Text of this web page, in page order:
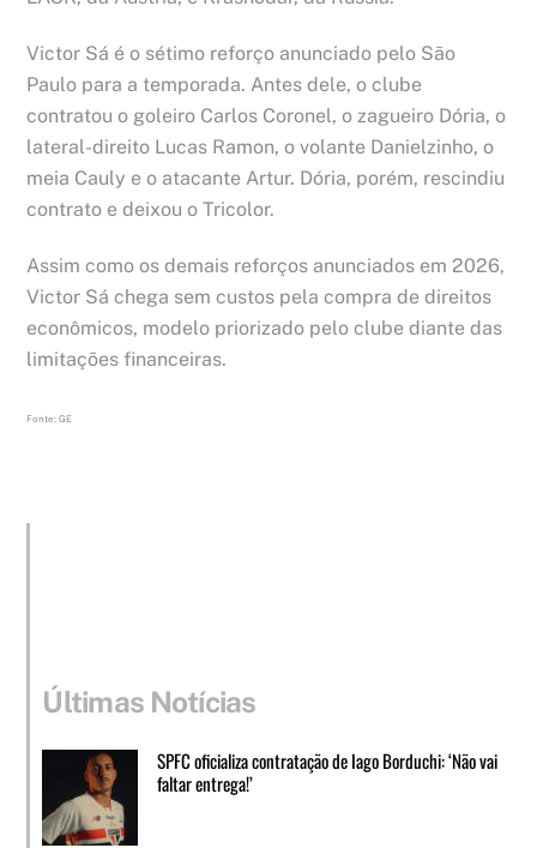
Victor Sá é o sétimo reforço anunciado pelo São
Paulo para a temporada. Antes dele, o clube
contratou o goleiro Carlos Coronel, o zagueiro Dória, o
lateral-direito Lucas Ramon, o volante Danielzinho, o
meia Cauly e o atacante Artur. Dória, porém, rescindiu
contrato e deixou o Tricolor.
Assim como os demais reforços anunciados em 2026,
Victor Sá chega sem custos pela compra de direitos
econômicos, modelo priorizado pelo clube diante das
limitações financeiras.
Fonte: GE
Últimas Notícias
SPFC oficializa contratação de Iago Borduchi: ‘Não vai
faltar entrega!’